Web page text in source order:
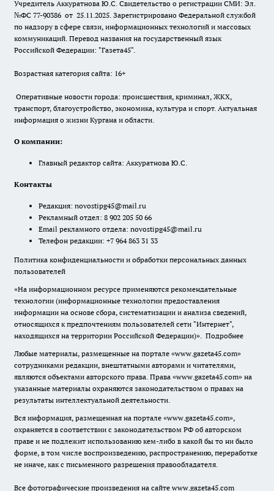
Учредитель Аккуратнова Ю.С. Свидетельство о регистрации СМИ: Эл.
№ФС 77-90386 от 25.11.2025. Зарегистрировано Федеральной службой
по надзору в сфере связи, информационных технологий и массовых
коммуникаций. Перевод названия на государственный язык
Российской Федерации: "Газета45".
Возрастная категория сайта: 16+
Оперативные новости города: происшествия, криминал, ЖКХ,
транспорт, благоустройство, экономика, культура и спорт. Актуальная
информация о жизни Кургана и области.
О компании:
Главный редактор сайта: Аккуратнова Ю.С.
Контакты
Редакция: novostipg45@mail.ru
Рекламный отдел: 8 902 205 50 66
Email рекламного отдела: novostipg45@mail.ru
Телефон редакции: +7 964 863 31 33
Политика конфиденциальности и обработки персональных данных
пользователей
«На информационном ресурсе применяются рекомендательные
технологии (информационные технологии предоставления
информации на основе сбора, систематизации и анализа сведений,
относящихся к предпочтениям пользователей сети "Интернет",
находящихся на территории Российской Федерации)». Подробнее
Любые материалы, размещенные на портале «www.gazeta45.com»
сотрудниками редакции, внештатными авторами и читателями,
являются объектами авторского права. Права «www.gazeta45.com» на
указанные материалы охраняются законодательством о правах на
результаты интеллектуальной деятельности.
Вся информация, размещенная на портале «www.gazeta45.com»,
охраняется в соответствии с законодательством РФ об авторском
праве и не подлежит использованию кем-либо в какой бы то ни было
форме, в том числе воспроизведению, распространению, переработке
не иначе, как с письменного разрешения правообладателя.
Все фотографические произведения на сайте www.gazeta45.com